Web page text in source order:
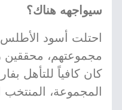
سيواجهه هناك؟
احتلت أسود
كان كافياً للتأهل
المجموعة، المنتخب